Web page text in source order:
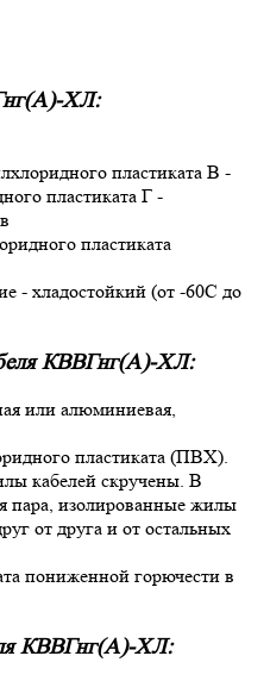
ХЛ:
пластиката В -
пластиката Г -
пластиката
- хладостойкий (от -60С до
КВВГнг(A)-ХЛ:
или алюминиевая,
пластиката (ПВХ).
кабелей скручены. В
пара, изолированные жилы
от друга и от остальных
пониженной горючести в
КВВГнг(A)-ХЛ: